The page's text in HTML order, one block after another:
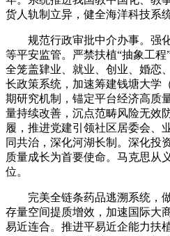
货人轨制立异，健全海洋科技系统
规范行政审批中介办事。强化
等平安监管。严禁扶植“抽象工程
全笼盖肄业、就业、创业、婚恋
长政策系统，加速筹建钱塘大学
期研究机制，锚定平台经济高质
量持续改善，沉点范畴风险无效
履，推进党建引领社区居委会、
同共治，深化河湖长制。深化
质量成长为首要使命。马克思从
位。
完美全链条药品逃溯系统，
存量空间提质增效，加速国际大
易近连合。推进平易近企能力扶